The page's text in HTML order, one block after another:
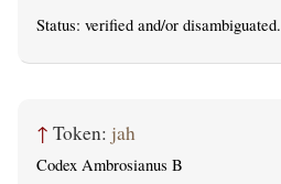
Status: verified and/or disambiguated.
↑ Token: jah
Codex Ambrosianus B